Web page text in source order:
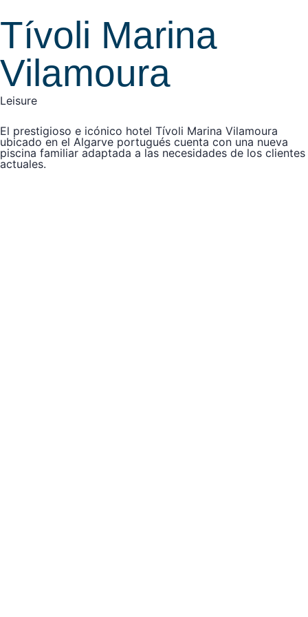
Tívoli Marina
Vilamoura
Leisure
El prestigioso e icónico hotel Tívoli Marina Vilamoura
ubicado en el Algarve portugués cuenta con una nueva
piscina familiar adaptada a las necesidades de los clientes
actuales.